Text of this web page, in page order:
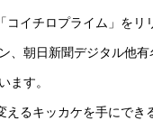
イチロプライム」をリ
、朝日新聞デジタル他
ます。
えるキッカケを手にでき